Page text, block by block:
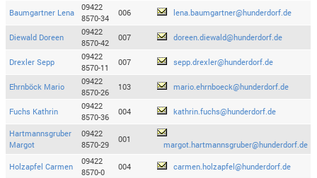
Baumgartner Lena
09422
8570-34
006 lena.baumgartner@hunderdorf.de
Diewald Doreen
09422
8570-42
007 doreen.diewald@hunderdorf.de
Drexler Sepp
09422
8570-11
007 sepp.drexler@hunderdorf.de
Ehrnböck Mario
09422
8570-26
103 mario.ehrnboeck@hunderdorf.de
Fuchs Kathrin
09422
8570-36
004 kathrin.fuchs@hunderdorf.de
Hartmannsgruber
Margot
09422
8570-29
001
margot.hartmannsgruber@hunderdorf.de
Holzapfel Carmen
09422
8570-0
004 carmen.holzapfel@hunderdorf.de